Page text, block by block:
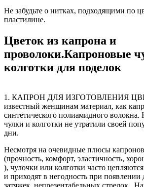
Не забудьте о нитках, подходящими по
пластилине.
Цветок из капрона и
проволоки.Капроновые
колготки для поделок
1. КАПРОН ДЛЯ ИЗГОТОВЛЕНИЯ
известный женщинам материал, как
синтетического полиамидного
чулки и колготки не утратили своей
дни.
Несмотря на очевидные плюсы
(прочность, комфорт, эластичность,
), чулочки или колготки часто
и приходят в негодность при
затяжек, непрезентабельных стрелок .